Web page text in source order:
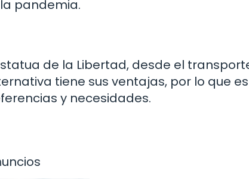
pandemia.
de la Libertad, desde el
tiene sus ventajas, por lo que es
y necesidades.